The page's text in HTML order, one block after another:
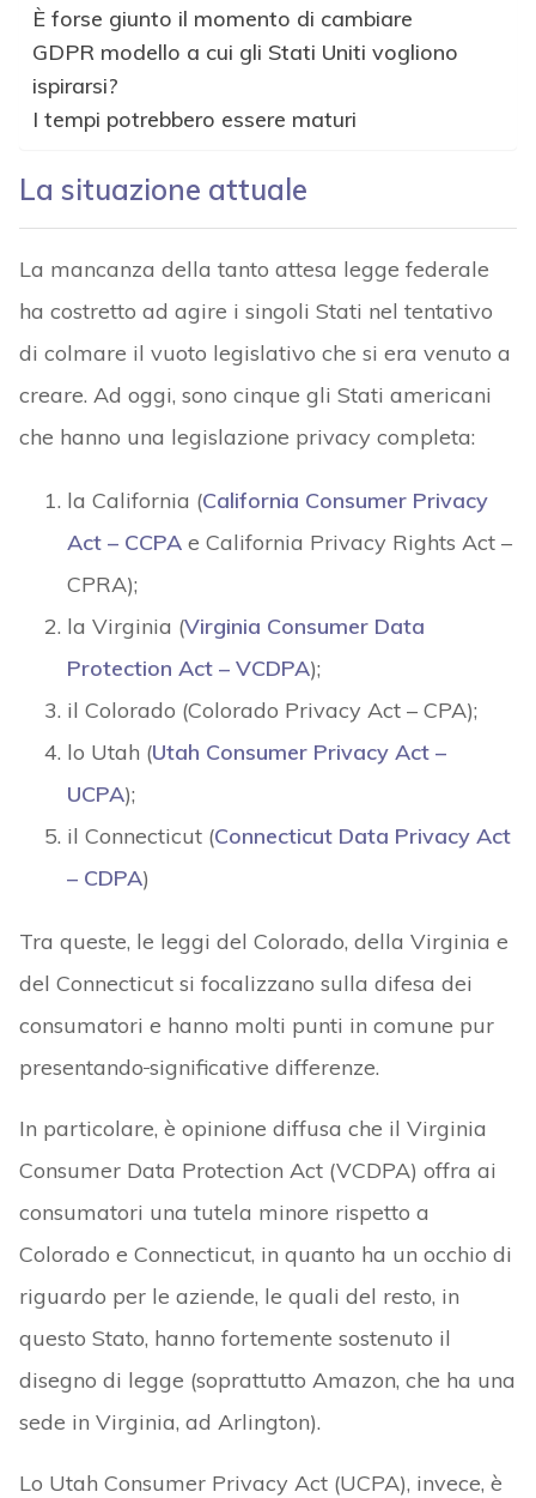
È forse giunto il momento di cambiare
GDPR modello a cui gli Stati Uniti vogliono
ispirarsi?
I tempi potrebbero essere maturi
La situazione attuale
La mancanza della tanto attesa legge federale
ha costretto ad agire i singoli Stati nel tentativo
di colmare il vuoto legislativo che si era venuto a
creare. Ad oggi, sono cinque gli Stati americani
che hanno una legislazione privacy completa:
la California (California Consumer Privacy
Act – CCPAe California Privacy Rights Act –
CPRA);
la Virginia (Virginia Consumer Data
Protection Act – VCDPA);
il Colorado (Colorado Privacy Act – CPA);
lo Utah (Utah Consumer Privacy Act –
UCPA);
il Connecticut (Connecticut Data Privacy Act
– CDPA)
Tra queste, le leggi del Colorado, della Virginia e
del Connecticut si focalizzano sulla difesa dei
consumatori e hanno molti punti in comune pur
presentando significative differenze.
In particolare, è opinione diffusa che il Virginia
Consumer Data Protection Act (VCDPA) offra ai
consumatori una tutela minore rispetto a
Colorado e Connecticut, in quanto ha un occhio di
riguardo per le aziende, le quali del resto, in
questo Stato, hanno fortemente sostenuto il
disegno di legge (soprattutto Amazon, che ha una
sede in Virginia, ad Arlington).
Lo Utah Consumer Privacy Act (UCPA), invece, è